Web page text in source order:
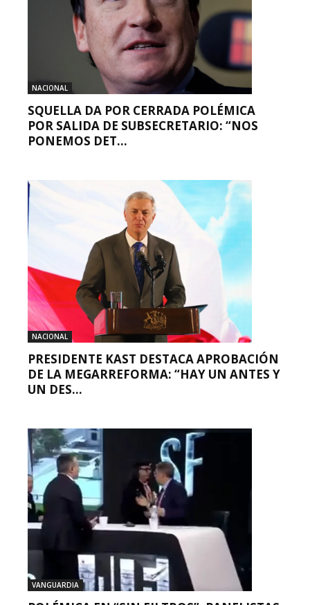
NACIONAL
SQUELLA DA POR CERRADA POLÉMICA
POR SALIDA DE SUBSECRETARIO: “NOS
PONEMOS DET...
NACIONAL
PRESIDENTE KAST DESTACA APROBACIÓN
DE LA MEGARREFORMA: “HAY UN ANTES Y
UN DES...
VANGUARDIA